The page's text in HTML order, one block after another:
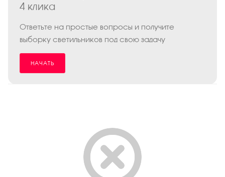
4 клика
Ответьте на простые вопросы и получите
выборку светильников под свою задачу
НАЧАТЬ